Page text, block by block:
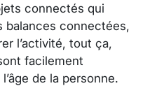
connectés qui
balances connectées,
l’activité, tout ça,
facilement
de la personne.